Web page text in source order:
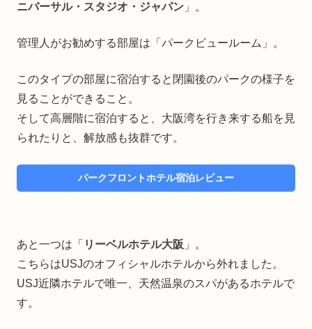
ニバーサル・スタジオ・ジャパン 」。
管理人がお勧めする部屋は「パークビュールーム」。
このタイプの部屋に宿泊すると閉園後のパークの様子を
見ることができること。
そして高層階に宿泊すると、大阪湾を行き来する船を見
られたりと、解放感も抜群です。
パークフロントホテル宿泊レビュー
あと一つは「 リーベルホテル大阪 」。
こちらはUSJのオフィシャルホテルから外れました。
USJ近隣ホテルで唯一、天然温泉のスパがあるホテルで
す。